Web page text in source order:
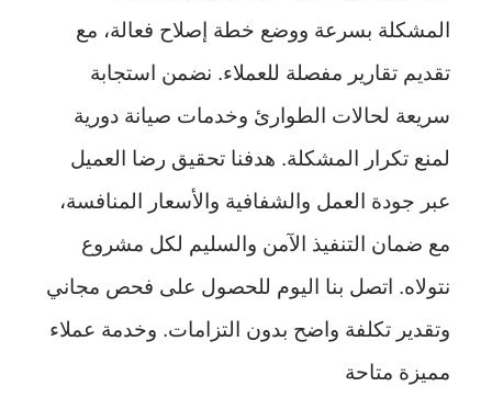
المشكلة بسرعة ووضع خطة إصلاح فعالة، مع
تقديم تقارير مفصلة للعملاء. نضمن استجابة
سريعة لحالات الطوارئ وخدمات صيانة دورية
لمنع تكرار المشكلة. هدفنا تحقيق رضا العميل
عبر جودة العمل والشفافية والأسعار المنافسة،
مع ضمان التنفيذ الآمن والسليم لكل مشروع
نتولاه. اتصل بنا اليوم للحصول على فحص مجاني
وتقدير تكلفة واضح بدون التزامات. وخدمة عملاء
مميزة متاحة